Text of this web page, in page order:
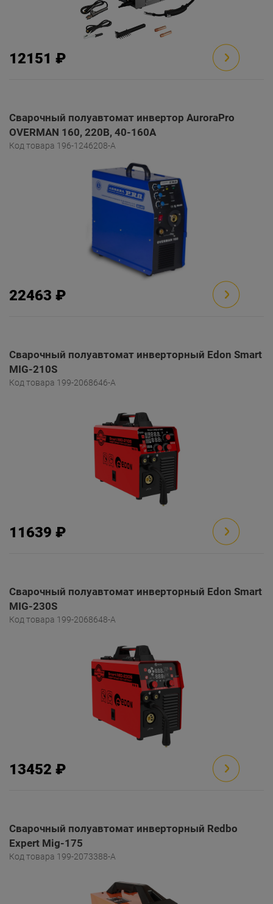
12151 ₽
Сварочный полуавтомат инвертор AuroraPro
OVERMAN 160, 220В, 40-160А
Код товара 196-1246208-A
22463 ₽
Сварочный полуавтомат инверторный Edon Smart
MIG-210S
Код товара 199-2068646-A
11639 ₽
Сварочный полуавтомат инверторный Edon Smart
MIG-230S
Код товара 199-2068648-A
13452 ₽
Сварочный полуавтомат инверторный Redbo
Expert Mig-175
Код товара 199-2073388-A